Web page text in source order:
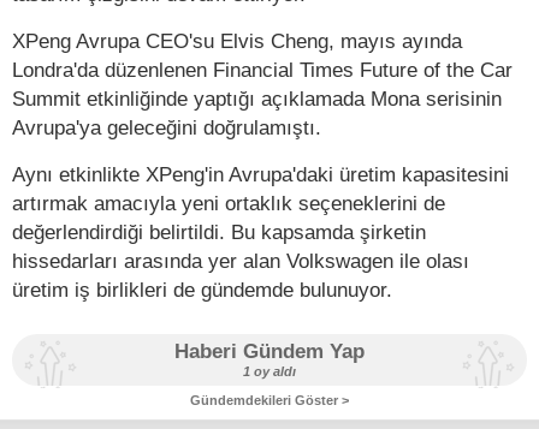
XPeng Avrupa CEO'su Elvis Cheng, mayıs ayında
Londra'da düzenlenen Financial Times Future of the Car
Summit etkinliğinde yaptığı açıklamada Mona serisinin
Avrupa'ya geleceğini doğrulamıştı.
Aynı etkinlikte XPeng'in Avrupa'daki üretim kapasitesini
artırmak amacıyla yeni ortaklık seçeneklerini de
değerlendirdiği belirtildi. Bu kapsamda şirketin
hissedarları arasında yer alan Volkswagen ile olası
üretim iş birlikleri de gündemde bulunuyor.
Haberi Gündem Yap
1 oy aldı
Gündemdekileri Göster >